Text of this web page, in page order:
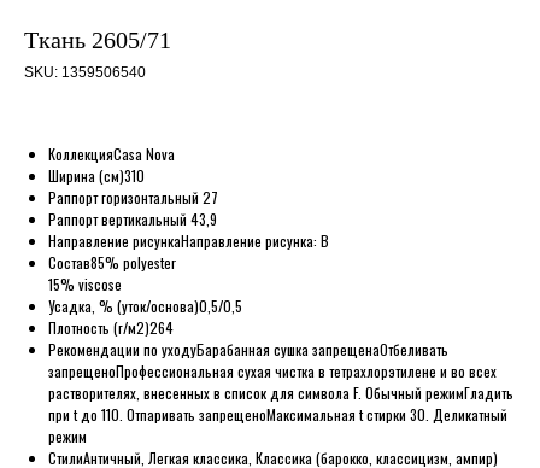
Ткань 2605/71
SKU: 1359506540
КоллекцияCasa Nova
Ширина (см)310
Раппорт горизонтальный 27
Раппорт вертикальный 43,9
Направление рисункаНаправление рисунка: B
Состав85% polyester
15% viscose
Усадка, % (уток/основа)0,5/0,5
Плотность (г/м2)264
Рекомендации по уходуБарабанная сушка запрещенаОтбеливать
запрещеноПрофессиональная сухая чистка в тетрахлорэтилене и во всех
растворителях, внесенных в список для символа F. Обычный режимГладить
при t до 110. Отпаривать запрещеноМаксимальная t стирки 30. Деликатный
режим
СтилиАнтичный, Легкая классика, Классика (барокко, классицизм, ампир)